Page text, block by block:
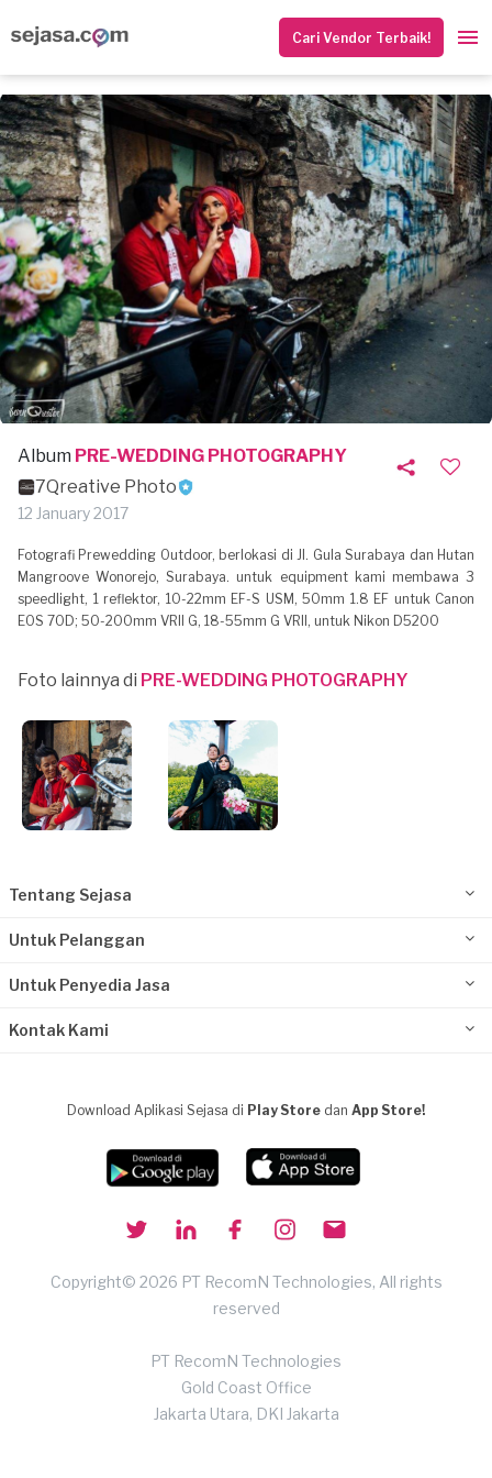
Cari Vendor Terbaik!
Album PRE-WEDDING PHOTOGRAPHY
7Qreative Photo
12 January 2017
Fotografi Prewedding Outdoor, berlokasi di Jl. Gula Surabaya dan Hutan
Mangroove Wonorejo, Surabaya. untuk equipment kami membawa 3
speedlight, 1 reflektor, 10-22mm EF-S USM, 50mm 1.8 EF untuk Canon
EOS 70D; 50-200mm VRII G, 18-55mm G VRII, untuk Nikon D5200
Foto lainnya di PRE-WEDDING PHOTOGRAPHY
Tentang Sejasa
Untuk Pelanggan
Untuk Penyedia Jasa
Kontak Kami
Download Aplikasi Sejasa di Play Store dan App Store!
Copyright© 2026 PT RecomN Technologies, All rights
reserved
PT RecomN Technologies
Gold Coast Office
Jakarta Utara, DKI Jakarta